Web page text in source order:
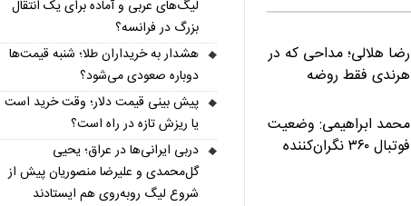
رضا هلالی؛ مداحی که در
هرندی فقط روضه
«تکیه‌گاه آقا مرتضی
علی(ع)» را جدی‌تر
ببینند
محمد ابراهیمی: وضعیت
فوتبال ۳۶۰ نگران‌کننده
لیگ‌های عربی و آماده برای یک انتقال
بزرگ در فرانسه؟
هشدار به خریداران طلا؛ شنبه قیمت‌ها
دوباره صعودی می‌شود؟
پیش‌ بینی قیمت دلار؛ وقت خرید است
یا ریزش تازه در راه است؟
دربی ایرانی‌ها در عراق؛ یحیی
گل‌محمدی و علیرضا منصوریان پیش از
شروع لیگ روبه‌روی هم ایستادند